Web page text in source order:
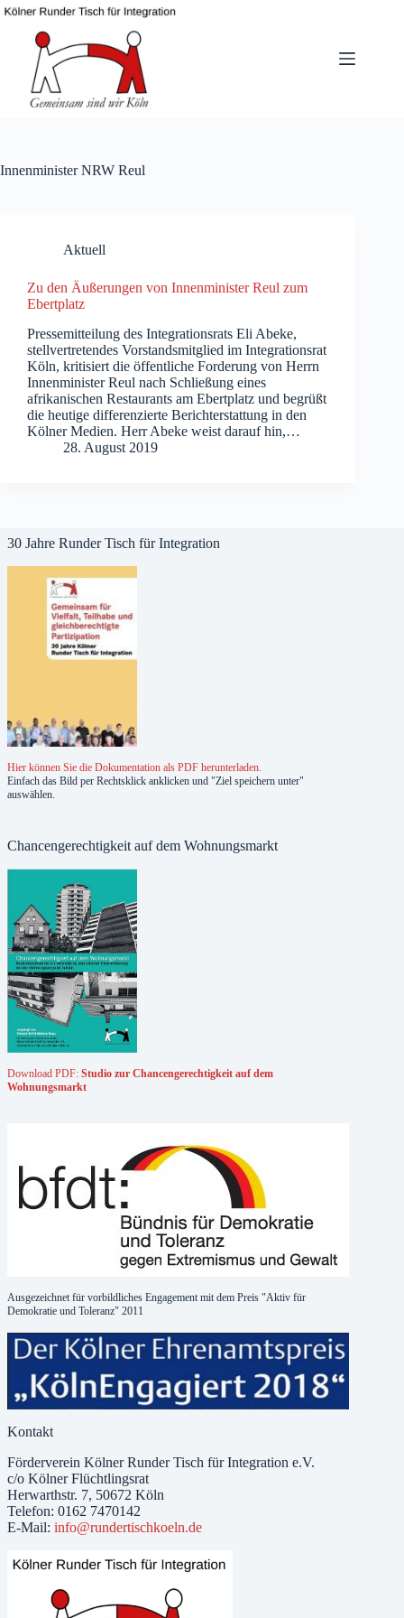
Zum
springen
Innenminister NRW Reul
Aktuell
Zu den Äußerungen von Innenminister Reul zum
Ebertplatz
Pressemitteilung des Integrationsrats Eli Abeke,
stellvertretendes Vorstandsmitglied im Integrationsrat
Köln, kritisiert die öffentliche Forderung von Herrn
Innenminister Reul nach Schließung eines
afrikanischen Restaurants am Ebertplatz und begrüßt
die heutige differenzierte Berichterstattung in den
Kölner Medien. Herr Abeke weist darauf hin,…
28. August 2019
30 Jahre Runder Tisch für Integration
Hier können Sie die Dokumentation als PDF herunterladen.
Einfach das Bild per Rechtsklick anklicken und "Ziel speichern unter"
auswählen.
Chancengerechtigkeit auf dem Wohnungsmarkt
Download PDF: Studio zur Chancengerechtigkeit auf dem
Wohnungsmarkt
Ausgezeichnet für vorbildliches Engagement mit dem Preis "Aktiv für
Demokratie und Toleranz" 2011
Kontakt
Förderverein Kölner Runder Tisch für Integration e.V.
c/o Kölner Flüchtlingsrat
Herwarthstr. 7, 50672 Köln
Telefon: 0162 7470142
E-Mail: info@rundertischkoeln.de